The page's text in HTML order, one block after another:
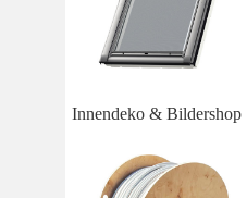
Innendeko & Bildershop